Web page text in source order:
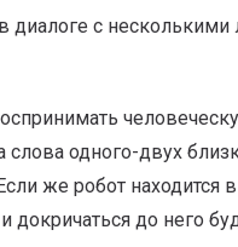
в диалоге с
одного-двух
же робот находится
до него